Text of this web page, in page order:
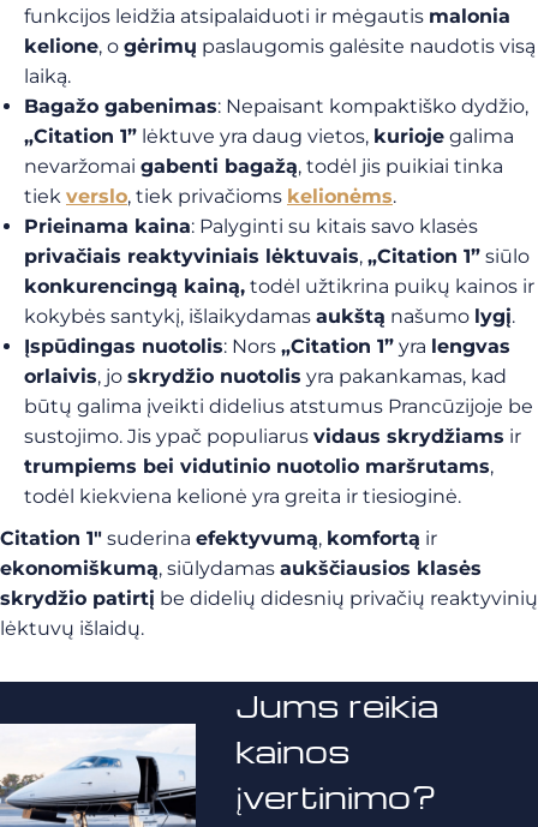
funkcijos leidžia atsipalaiduoti ir mėgautis malonia
kelione, o gėrimų paslaugomis galėsite naudotis visą
laiką.
Bagažo gabenimas: Nepaisant kompaktiško dydžio,
„Citation 1” lėktuve yra daug vietos, kurioje galima
nevaržomai gabenti bagažą, todėl jis puikiai tinka
tiek verslo, tiek privačioms kelionėms.
Prieinama kaina: Palyginti su kitais savo klasės
privačiais reaktyviniais lėktuvais, „Citation 1” siūlo
konkurencingą kainą, todėl užtikrina puikų kainos ir
kokybės santykį, išlaikydamas aukštą našumo lygį.
Įspūdingas nuotolis: Nors „Citation 1” yra lengvas
orlaivis, jo skrydžio nuotolis yra pakankamas, kad
būtų galima įveikti didelius atstumus Prancūzijoje be
sustojimo. Jis ypač populiarus vidaus skrydžiams ir
trumpiems bei vidutinio nuotolio maršrutams,
todėl kiekviena kelionė yra greita ir tiesioginė.
Citation 1″ suderina efektyvumą, komfortą ir
ekonomiškumą, siūlydamas aukščiausios klasės
skrydžio patirtį be didelių didesnių privačių reaktyvinių
lėktuvų išlaidų.
Jums reikia
kainos
įvertinimo?